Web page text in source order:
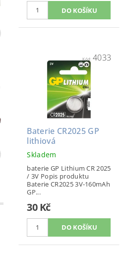
Kód:4033
Baterie CR2025 GP
lithiová
Skladem
baterie GP Lithium CR 2025
/ 3V Popis produktu
Baterie CR2025 3V-160mAh
GP...
30 Kč